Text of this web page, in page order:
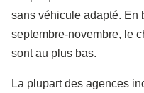
sans véhicule adapté. En
septembre-novembre, le
sont au plus bas.
La plupart des agences